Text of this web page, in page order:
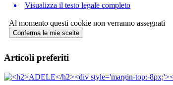
Visualizza il testo legale completo
Al momento questi cookie non verranno assegnati
Conferma le mie scelte
Articoli preferiti